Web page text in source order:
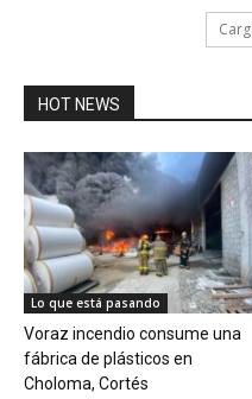
HOT NEWS
Lo que está pasando
Voraz incendio consume una
fábrica de plásticos en
Choloma, Cortés